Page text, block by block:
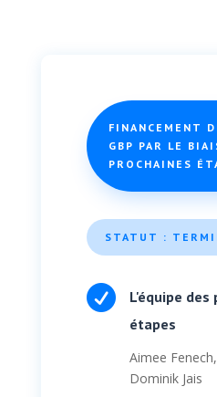
FINANCEMENT
GBP PAR LE
PROCHAINES
STATUT :

L'équipe des
étapes
Aimee
Dominik Jais